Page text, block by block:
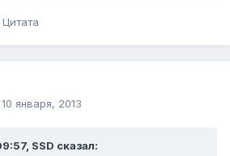
Цитата
10 января, 2013
SSD сказал: